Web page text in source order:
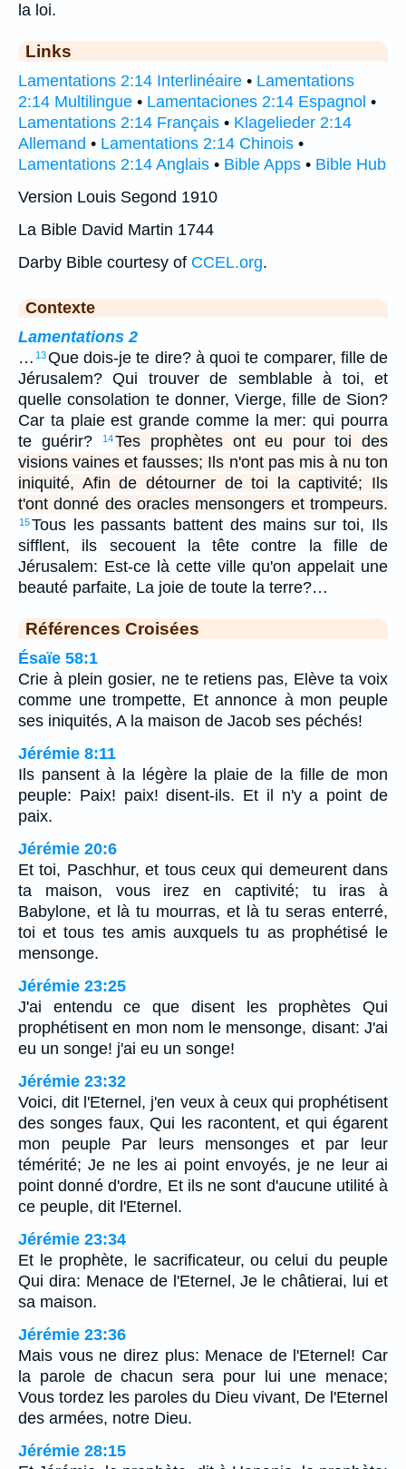
la loi.
Links
Lamentations 2:14 Interlinéaire • Lamentations
2:14 Multilingue • Lamentaciones 2:14 Espagnol •
Lamentations 2:14 Français • Klagelieder 2:14
Allemand • Lamentations 2:14 Chinois •
Lamentations 2:14 Anglais • Bible Apps • Bible Hub
Version Louis Segond 1910
La Bible David Martin 1744
Darby Bible courtesy of CCEL.org.
Contexte
Lamentations 2
… 13Que dois-je te dire? à quoi te comparer, fille de
Jérusalem? Qui trouver de semblable à toi, et
quelle consolation te donner, Vierge, fille de Sion?
Car ta plaie est grande comme la mer: qui pourra
te guérir?
14Tes prophètes ont eu pour toi des
visions vaines et fausses; Ils n'ont pas mis à nu ton
iniquité, Afin de détourner de toi la captivité; Ils
t'ont donné des oracles mensongers et trompeurs.
15Tous les passants battent des mains sur toi, Ils
sifflent, ils secouent la tête contre la fille de
Jérusalem: Est-ce là cette ville qu'on appelait une
beauté parfaite, La joie de toute la terre?…
Références Croisées
Ésaïe 58:1
Crie à plein gosier, ne te retiens pas, Elève ta voix
comme une trompette, Et annonce à mon peuple
ses iniquités, A la maison de Jacob ses péchés!
Jérémie 8:11
Ils pansent à la légère la plaie de la fille de mon
peuple: Paix! paix! disent-ils. Et il n'y a point de
paix.
Jérémie 20:6
Et toi, Paschhur, et tous ceux qui demeurent dans
ta maison, vous irez en captivité; tu iras à
Babylone, et là tu mourras, et là tu seras enterré,
toi et tous tes amis auxquels tu as prophétisé le
mensonge.
Jérémie 23:25
J'ai entendu ce que disent les prophètes Qui
prophétisent en mon nom le mensonge, disant: J'ai
eu un songe! j'ai eu un songe!
Jérémie 23:32
Voici, dit l'Eternel, j'en veux à ceux qui prophétisent
des songes faux, Qui les racontent, et qui égarent
mon peuple Par leurs mensonges et par leur
témérité; Je ne les ai point envoyés, je ne leur ai
point donné d'ordre, Et ils ne sont d'aucune utilité à
ce peuple, dit l'Eternel.
Jérémie 23:34
Et le prophète, le sacrificateur, ou celui du peuple
Qui dira: Menace de l'Eternel, Je le châtierai, lui et
sa maison.
Jérémie 23:36
Mais vous ne direz plus: Menace de l'Eternel! Car
la parole de chacun sera pour lui une menace;
Vous tordez les paroles du Dieu vivant, De l'Eternel
des armées, notre Dieu.
Jérémie 28:15